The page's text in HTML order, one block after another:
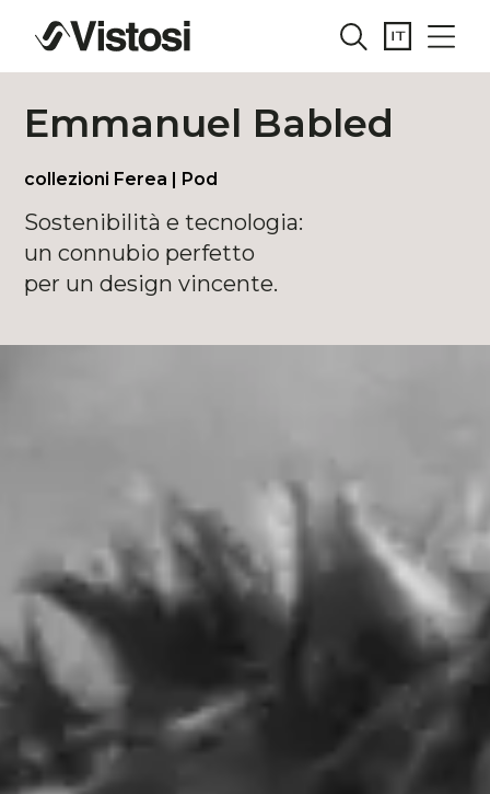
Emmanuel Babled
collezioni Ferea | Pod
Sostenibilità e tecnologia:
un connubio perfetto
per un design vincente.